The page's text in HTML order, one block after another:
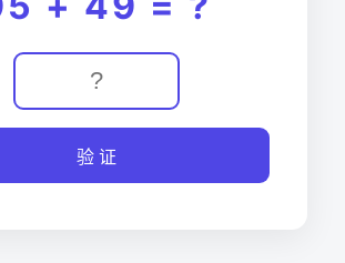
验 证